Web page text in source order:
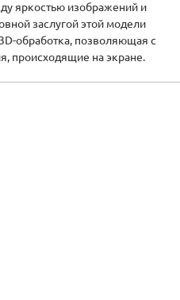
яркостью изображений и
заслугой этой модели
обработка, позволяющая с
происходящие на экране.